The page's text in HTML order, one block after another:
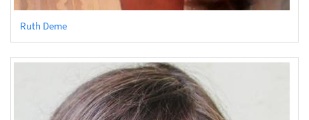
Ruth Deme